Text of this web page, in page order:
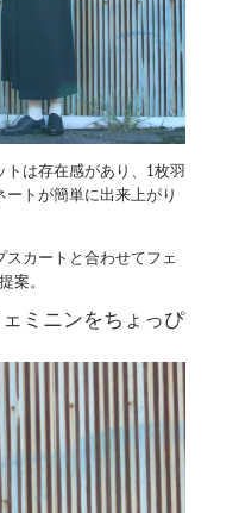
は存在感があり、1枚羽
トが簡単に出来上がり
カートと合わせてフェ
案。
ミニンをちょっぴ